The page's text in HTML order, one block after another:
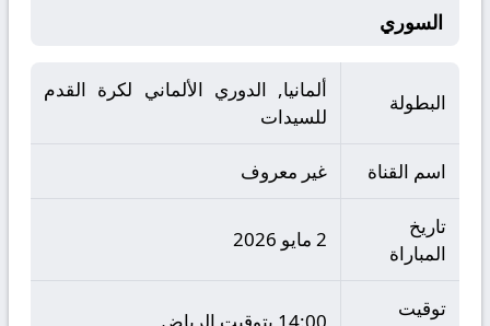
السوري
البطولة
ألمانيا, الدوري الألماني لكرة القدم
للسيدات
اسم القناة غير معروف
تاريخ
المباراة
2 مايو 2026
توقيت